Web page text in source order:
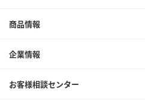
商品情報
企業情報
お客様相談センター